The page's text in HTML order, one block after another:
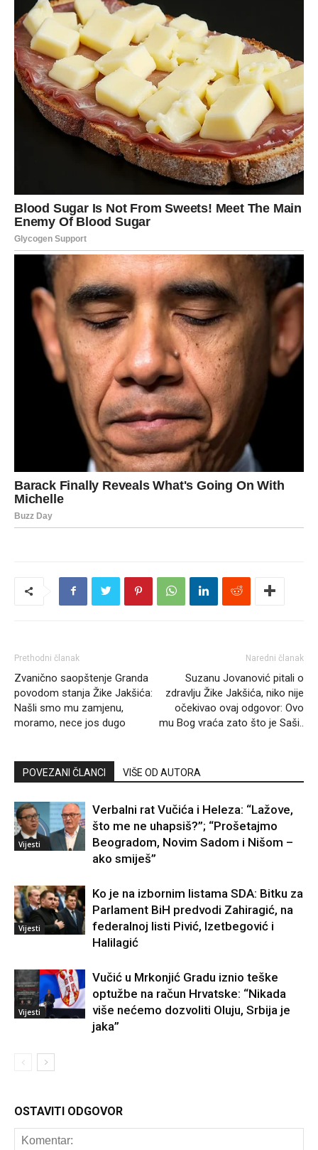
Prethodni članak
Zvanično saopštenje Granda
povodom stanja Žike Jakšića:
Našli smo mu zamjenu,
moramo, nece jos dugo
Naredni članak
Suzanu Jovanović pitali o
zdravlju Žike Jakšića, niko nije
očekivao ovaj odgovor: Ovo
mu Bog vraća zato što je Saši..
POVEZANI ČLANCI VIŠE OD AUTORA
Vijesti
Verbalni rat Vučića i Heleza: “Lažove,
što me ne uhapsiš?”; “Prošetajmo
Beogradom, Novim Sadom i Nišom –
ako smiješ”
Vijesti
Ko je na izbornim listama SDA: Bitku za
Parlament BiH predvodi Zahiragić, na
federalnoj listi Pivić, Izetbegović i
Halilagić
Vijesti
Vučić u Mrkonjić Gradu iznio teške
optužbe na račun Hrvatske: “Nikada
više nećemo dozvoliti Oluju, Srbija je
jaka”
OSTAVITI ODGOVOR